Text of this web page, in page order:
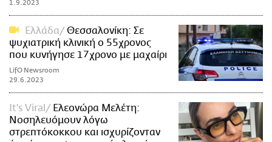
1.9.2023
Ελλάδα
Θεσσαλονίκη: Σε
ψυχιατρική κλινική ο 55χρονος
που κυνήγησε 17χρονο με μαχαίρι
LifO Newsroom
29.6.2023
It's Viral
Ελεονώρα Μελέτη:
Νοσηλευόμουν λόγω
στρεπτόκοκκου και ισχυρίζονταν